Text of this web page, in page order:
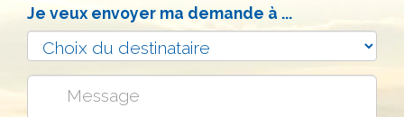
Je veux envoyer ma demande à ...